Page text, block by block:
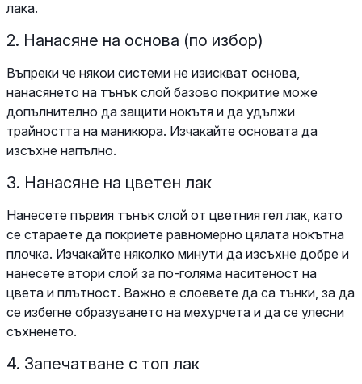
лака.
2. Нанасяне на основа (по избор)
Въпреки че някои системи не изискват основа,
нанасянето на тънък слой базово покритие може
допълнително да защити нокътя и да удължи
трайността на маникюра. Изчакайте основата да
изсъхне напълно.
3. Нанасяне на цветен лак
Нанесете първия тънък слой от цветния гел лак, като
се стараете да покриете равномерно цялата нокътна
плочка. Изчакайте няколко минути да изсъхне добре и
нанесете втори слой за по-голяма наситеност на
цвета и плътност. Важно е слоевете да са тънки, за да
се избегне образуването на мехурчета и да се улесни
съхненето.
4. Запечатване с топ лак